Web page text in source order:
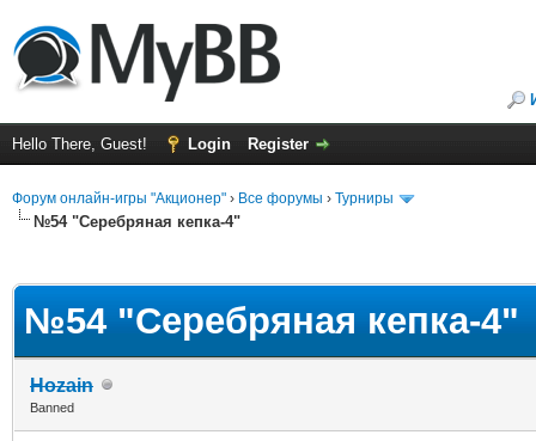
Hello There, Guest! Login Register
Форум онлайн-игры "Акционер" › Все форумы › Турниры
№54 "Серебряная кепка-4"
№54 "Серебряная кепка-4"
Hozain
Banned